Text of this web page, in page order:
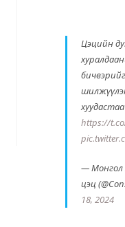
Цэцийн
https://
— Монгол
цэц
18, 2024